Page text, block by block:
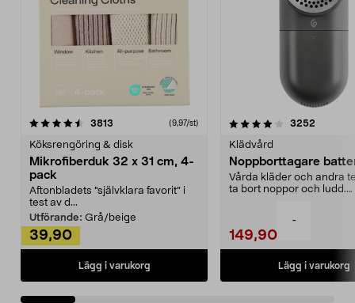
-
3813 (9,97/st)
Köksrengöring & disk
Mikrofiberduk 32 x 31 cm, 4-
pack
Aftonbladets "självklara favorit” i
test av d...
Utförande: Grå/beige
39,90
Lägg i varukorg
4.0av 5 stjärnor 3252
Klädvård
Noppborttagare
Vårda kläder och andra
ta bort noppor och ludd.
149,90
Lägg i varukorg
4.5av 5 stjärnor